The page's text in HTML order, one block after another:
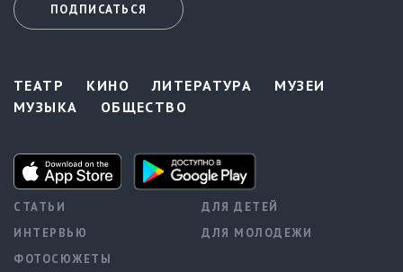
ПОДПИСАТЬСЯ
ТЕАТР КИНО ЛИТЕРАТУРА
МУЗЕИ
МУЗЫКА
ОБЩЕСТВО
СТАТЬИ
ИНТЕРВЬЮ
ФОТОСЮЖЕТЫ
ДЛЯ ДЕТЕЙ
ДЛЯ МОЛОДЕЖИ